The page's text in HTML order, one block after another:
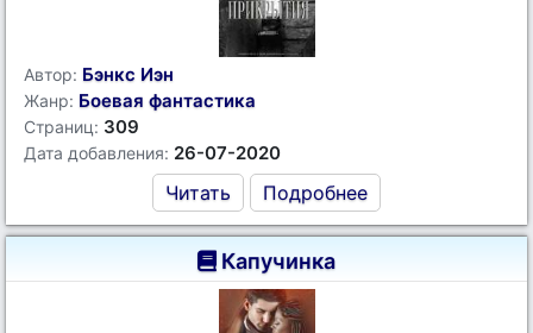
Автор: Бэнкс Иэн
Жанр: Боевая фантастика
Страниц: 309
Дата добавления: 26-07-2020
Читать Подробнее
Капучинка